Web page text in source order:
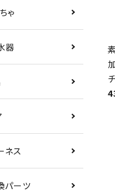
ゃ
器
ネス
パーツ